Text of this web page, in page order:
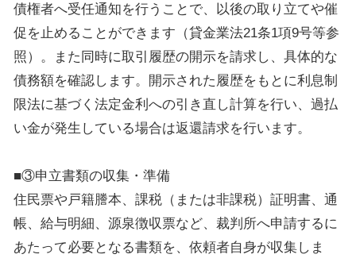
債権者へ受任通知を行うことで、以後の取り立てや催
促を止めることができます（貸金業法21条1項9号等参
照）。また同時に取引履歴の開示を請求し、具体的な
債務額を確認します。開示された履歴をもとに利息制
限法に基づく法定金利への引き直し計算を行い、過払
い金が発生している場合は返還請求を行います。
■③申立書類の収集・準備
住民票や戸籍謄本、課税（または非課税）証明書、通
帳、給与明細、源泉徴収票など、裁判所へ申請するに
あたって必要となる書類を、依頼者自身が収集しま